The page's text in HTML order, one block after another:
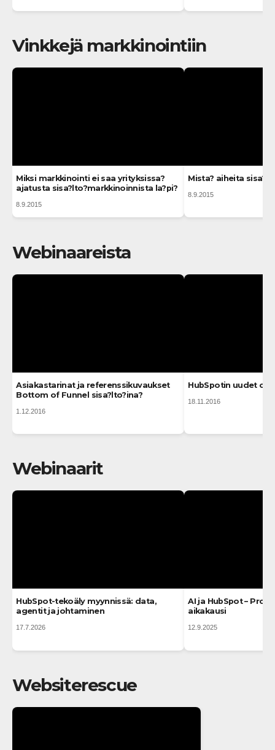
Vinkkejä markkinointiin
Miksi markkinointi ei saa yrityksissa?
ajatusta sisa?lto?markkinoinnista la?pi?
8.9.2015
Mista? aiheita
8.9.2015
Webinaareista
Asiakastarinat ja referenssikuvaukset
Bottom of Funnel sisa?lto?ina?
1.12.2016
HubSpotin uudet
18.11.2016
Webinaarit
HubSpot-tekoäly myynnissä: data,
agentit ja johtaminen
17.7.2026
AI ja HubSpot –
aikakausi
12.9.2025
Websiterescue